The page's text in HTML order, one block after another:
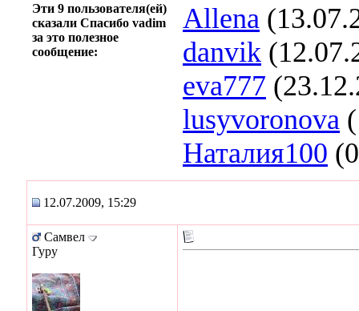
Эти 9 пользователя(ей)
сказали Спасибо vadim
за это полезное
сообщение:
Allena
danvik
eva777
lusyvoronova
Наталия100
12.07.2009, 15:29
Самвел
Гуру